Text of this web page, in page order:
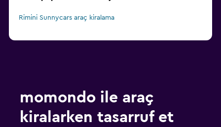
Rimini Sunnycars araç kiralama
momondo ile araç
kiralarken tasarruf et